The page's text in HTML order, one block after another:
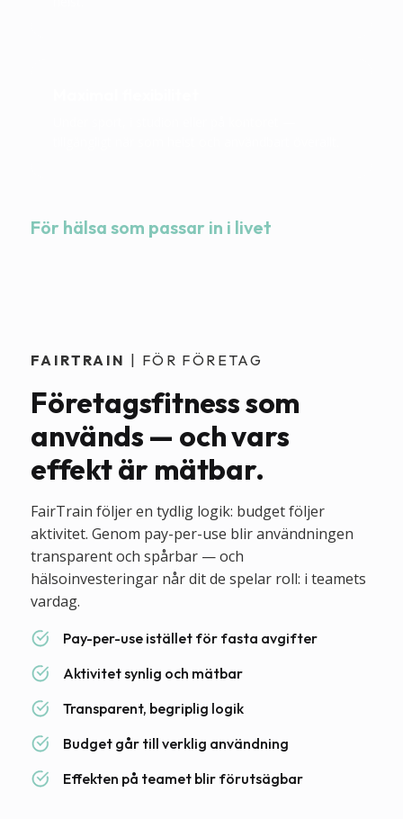
För hälsa som passar in i livet
FAIRTRAIN | FÖR FÖRETAG
Företagsfitness som
används — och vars
effekt är mätbar.
FairTrain följer en tydlig logik: budget följer
aktivitet. Genom pay-per-use blir användningen
transparent och spårbar — och
hälsoinvesteringar når dit de spelar roll: i teamets
vardag.
Pay-per-use istället för fasta avgifter
Aktivitet synlig och mätbar
Transparent, begriplig logik
Budget går till verklig användning
Effekten på teamet blir förutsägbar